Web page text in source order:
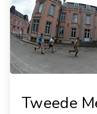
Tweede